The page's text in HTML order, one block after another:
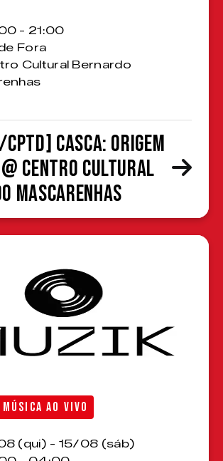
- 21:00
Fora
Cultural Bernardo
CPTD] Casca: Origem
@ Centro Cultural
Mascarenhas
AO VIVO
(qui) - 15/08 (sáb)